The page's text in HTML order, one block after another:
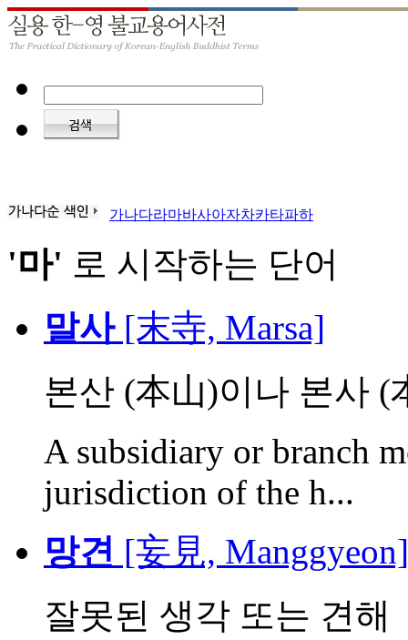
가나다라마바사아자차카타파하
'마' 로 시작하는 단어
말사[末寺, Marsa]
본산 (本山)이나 본사 (
A subsidiary or branch
jurisdiction of the h...
망견 [妄見, Manggyeon]
잘못된 생각 또는 견해